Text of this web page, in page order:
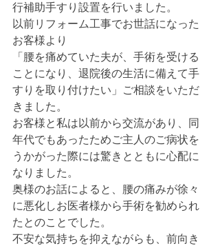
行補助手すり設置を行いました。
以前リフォーム工事でお世話になった
お客様より
「腰を痛めていた夫が、手術を受ける
ことになり、退院後の生活に備えて手
すりを取り付けたい」ご相談をいただ
きました。
お客様と私は以前から交流があり、同
年代でもあったためご主人のご病状を
うかがった際には驚きとともに心配に
なりました。
奥様のお話によると、腰の痛みが徐々
に悪化しお医者様から手術を勧められ
たとのことでした。
不安な気持ちを抑えながらも、前向き